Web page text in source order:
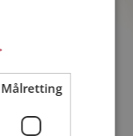
vise deg frem for
andre single på
Målretting